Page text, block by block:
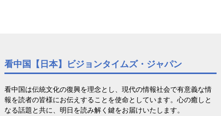
看中国【日本】ビジョンタイムズ・ジャパン
看中国は伝統文化の復興を理念とし、現代の情報社会で有意義な情
報を読者の皆様にお伝えすることを使命としています。心の癒しと
なる話題と共に、明日を読み解く鍵をお届けいたします。